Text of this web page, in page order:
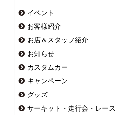
イベント
お客様紹介
お店＆スタッフ紹介
お知らせ
カスタムカー
キャンペーン
グッズ
サーキット・走行会・レース